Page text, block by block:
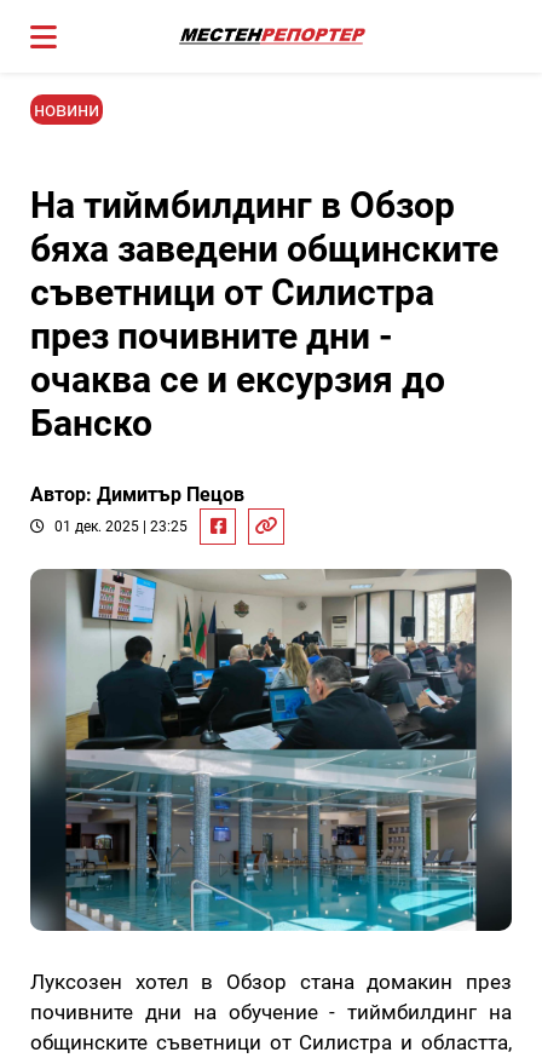
новини
На тиймбилдинг в Обзор
бяха заведени общинските
съветници от Силистра
през почивните дни -
очаква се и ексурзия до
Банско
Автор: Димитър Пецов
01 дек. 2025 | 23:25
Луксозен хотел в Обзор стана домакин през
почивните дни на обучение - тиймбилдинг на
общинските съветници от Силистра и областта,